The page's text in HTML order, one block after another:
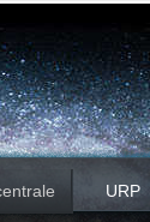
URP